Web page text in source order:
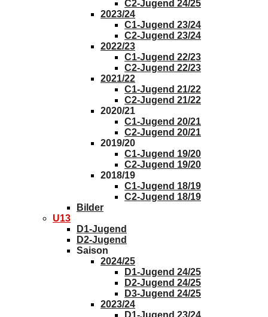
C2-Jugend 24/25
2023/24
C1-Jugend 23/24
C2-Jugend 23/24
2022/23
C1-Jugend 22/23
C2-Jugend 22/23
2021/22
C1-Jugend 21/22
C2-Jugend 21/22
2020/21
C1-Jugend 20/21
C2-Jugend 20/21
2019/20
C1-Jugend 19/20
C2-Jugend 19/20
2018/19
C1-Jugend 18/19
C2-Jugend 18/19
Bilder
U13
D1-Jugend
D2-Jugend
Saison
2024/25
D1-Jugend 24/25
D2-Jugend 24/25
D3-Jugend 24/25
2023/24
D1-Jugend 23/24